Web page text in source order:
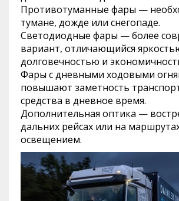
Противотуманные фары —
тумане, дожде или снегопаде.
Светодиодные фары — более
вариант, отличающийся
долговечностью и
Фары с дневными ходовыми
повышают заметность
средства в дневное время.
Дополнительная оптика —
дальних рейсах или на
освещением.